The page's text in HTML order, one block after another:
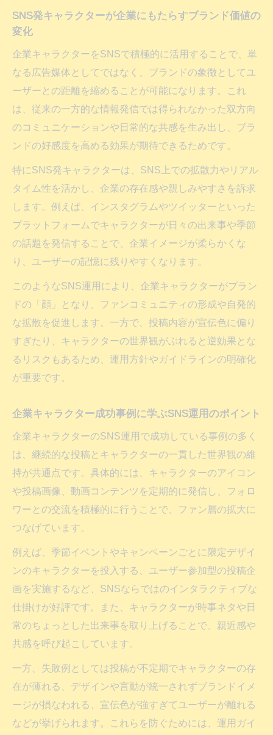
SNS発キャラクターが企業にもたらすブランド価値の
変化
企業キャラクターをSNSで積極的に活用することで、単
なる広告媒体としてではなく、ブランドの象徴としてユ
ーザーとの距離を縮めることが可能になります。これ
は、従来の一方的な情報発信では得られなかった双方向
のコミュニケーションや日常的な共感を生み出し、ブラ
ンドの好感度を高める効果が期待できるためです。
特にSNS発キャラクターは、SNS上での拡散力やリアル
タイム性を活かし、企業の存在感や親しみやすさを訴求
します。例えば、インスタグラムやツイッターといった
プラットフォームでキャラクターが日々の出来事や季節
の話題を発信することで、企業イメージが柔らかくな
り、ユーザーの記憶に残りやすくなります。
このようなSNS運用により、企業キャラクターがブラン
ドの「顔」となり、ファンコミュニティの形成や自発的
な拡散を促進します。一方で、投稿内容が宣伝色に偏り
すぎたり、キャラクターの世界観がぶれると逆効果とな
るリスクもあるため、運用方針やガイドラインの明確化
が重要です。
企業キャラクター成功事例に学ぶSNS運用のポイント
企業キャラクターのSNS運用で成功している事例の多く
は、継続的な投稿とキャラクターの一貫した世界観の維
持が共通点です。具体的には、キャラクターのアイコン
や投稿画像、動画コンテンツを定期的に発信し、フォロ
ワーとの交流を積極的に行うことで、ファン層の拡大に
つなげています。
例えば、季節イベントやキャンペーンごとに限定デザイ
ンのキャラクターを投入する、ユーザー参加型の投稿企
画を実施するなど、SNSならではのインタラクティブな
仕掛けが好評です。また、キャラクターが時事ネタや日
常のちょっとした出来事を取り上げることで、親近感や
共感を呼び起こしています。
一方、失敗例としては投稿が不定期でキャラクターの存
在が薄れる、デザインや言動が統一されずブランドイメ
ージが損なわれる、宣伝色が強すぎてユーザーが離れる
などが挙げられます。これらを防ぐためには、運用ガイ